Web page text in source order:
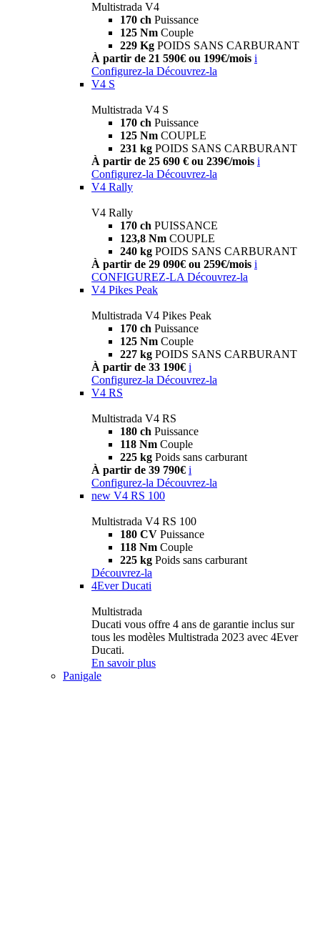
Multistrada V4
170 ch Puissance
125 Nm Couple
229 Kg POIDS SANS CARBURANT
À partir de 21 590€ ou 199€/mois i
Configurez-la Découvrez-la
V4 S
Multistrada V4 S
170 ch Puissance
125 Nm COUPLE
231 kg POIDS SANS CARBURANT
À partir de 25 690 € ou 239€/mois i
Configurez-la Découvrez-la
V4 Rally
V4 Rally
170 ch PUISSANCE
123,8 Nm COUPLE
240 kg POIDS SANS CARBURANT
À partir de 29 090€ ou 259€/mois i
CONFIGUREZ-LA Découvrez-la
V4 Pikes Peak
Multistrada V4 Pikes Peak
170 ch Puissance
125 Nm Couple
227 kg POIDS SANS CARBURANT
À partir de 33 190€ i
Configurez-la Découvrez-la
V4 RS
Multistrada V4 RS
180 ch Puissance
118 Nm Couple
225 kg Poids sans carburant
À partir de 39 790€ i
Configurez-la Découvrez-la
new V4 RS 100
Multistrada V4 RS 100
180 CV Puissance
118 Nm Couple
225 kg Poids sans carburant
Découvrez-la
4Ever Ducati
Multistrada
Ducati vous offre 4 ans de garantie inclus sur
tous les modèles Multistrada 2023 avec 4Ever
Ducati.
En savoir plus
Panigale